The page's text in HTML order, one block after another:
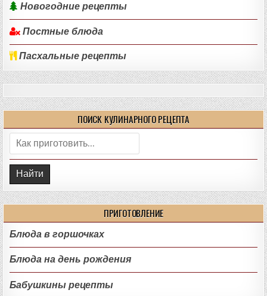
Новогодние рецепты
Постные блюда
Пасхальные рецепты
ПОИСК КУЛИНАРНОГО РЕЦЕПТА
Поиск:
ПРИГОТОВЛЕНИЕ
Блюда в горшочках
Блюда на день рождения
Бабушкины рецепты